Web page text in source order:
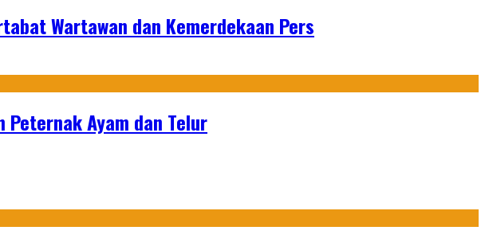
Wartawan dan Kemerdekaan Pers
Peternak Ayam dan Telur